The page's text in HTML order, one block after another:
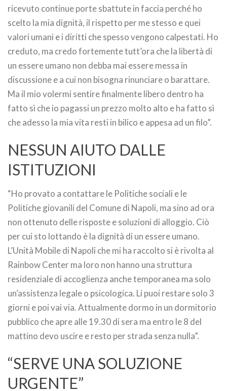
ricevuto continue porte sbattute in faccia perché ho
scelto la mia dignità, il rispetto per me stesso e quei
valori umani e i diritti che spesso vengono calpestati. Ho
creduto, ma credo fortemente tutt’ora che la libertà di
un essere umano non debba mai essere messa in
discussione e a cui non bisogna rinunciare o barattare.
Ma il mio volermi sentire finalmente libero dentro ha
fatto sì che io pagassi un prezzo molto alto e ha fatto sì
che adesso la mia vita resti in bilico e appesa ad un filo”.
NESSUN AIUTO DALLE
ISTITUZIONI
“Ho provato a contattare le Politiche sociali e le
Politiche giovanili del Comune di Napoli, ma sino ad ora
non ottenuto delle risposte e soluzioni di alloggio. Ciò
per cui sto lottando è la dignità di un essere umano.
L’Unità Mobile di Napoli che mi ha raccolto si è rivolta al
Rainbow Center ma loro non hanno una struttura
residenziale di accoglienza anche temporanea ma solo
un’assistenza legale o psicologica. Li puoi restare solo 3
giorni e poi vai via. Attualmente dormo in un dormitorio
pubblico che apre alle 19.30 di sera ma entro le 8 del
mattino devo uscire e resto per strada senza nulla”.
“SERVE UNA SOLUZIONE
URGENTE”